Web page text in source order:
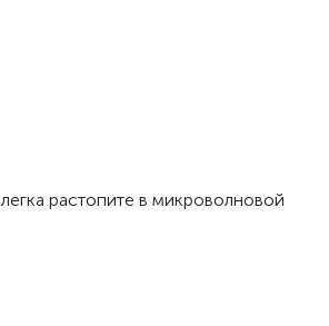
растопите в микроволновой